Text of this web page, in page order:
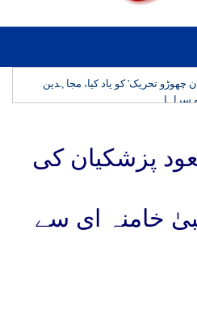
کے میٹرو سسٹمز کو پیچھے چھوڑا
سراہا
پزشکیان کی
خامنہ ای سے